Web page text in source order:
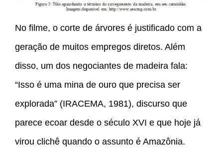
No filme, o corte de árvores é justificado com a
geração de muitos empregos diretos. Além
disso, um dos negociantes de madeira fala:
“Isso é uma mina de ouro que precisa ser
explorada” (IRACEMA, 1981), discurso que
parece ecoar desde o século XVI e que hoje já
virou clichê quando o assunto é Amazônia.